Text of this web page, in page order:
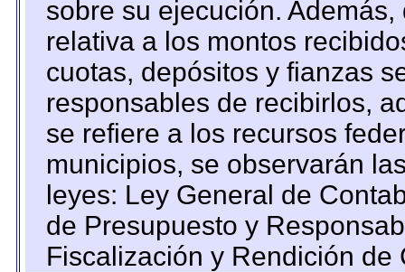
sobre su ejecución.
relativa a los montos
cuotas, depósitos y fianzas
responsables de recibirlos,
se refiere a los recursos
municipios, se observarán
leyes: Ley General de
de Presupuesto y
Fiscalización y Rendición